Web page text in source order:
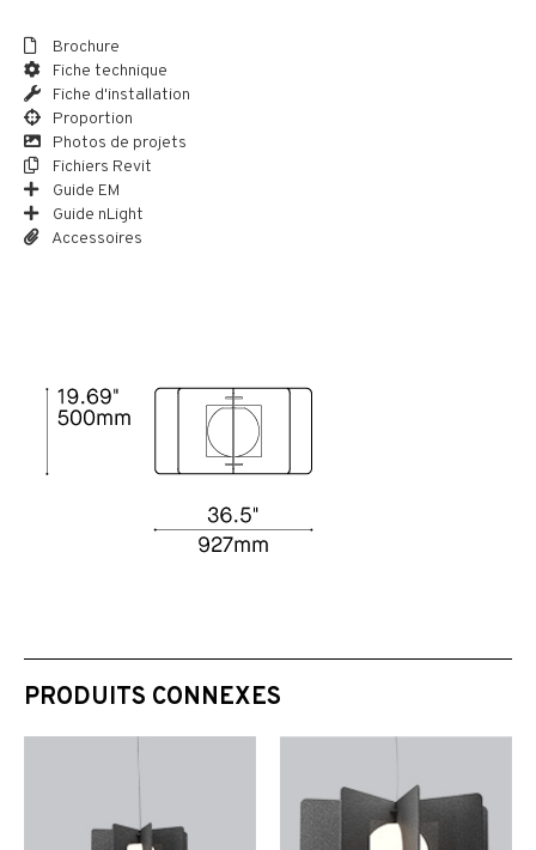
Brochure
Fiche technique
Fiche d'installation
Proportion
Photos de projets
Fichiers Revit
Guide EM
Guide nLight
Accessoires
PRODUITS CONNEXES